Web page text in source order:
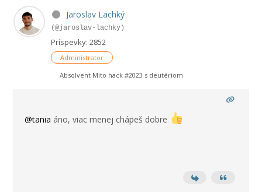
Jaroslav Lachký
(@jaroslav-lachky)
Príspevky: 2852
Administrator
Absolvent Mito hack #2023 s deutériom
@tania áno, viac menej chápeš dobre